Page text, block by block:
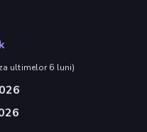
ultimelor 6 luni)